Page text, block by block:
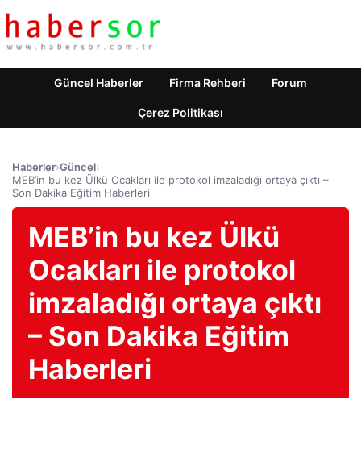
Güncel Haberler Firma Rehberi Forum
Çerez Politikası
Haberler›Güncel›
MEB’in bu kez Ülkü Ocakları ile protokol imzaladığı ortaya çıktı –
Son Dakika Eğitim Haberleri
MEB’in bu kez Ülkü
Ocakları ile protokol
imzaladığı ortaya çıktı
– Son Dakika Eğitim
Haberleri